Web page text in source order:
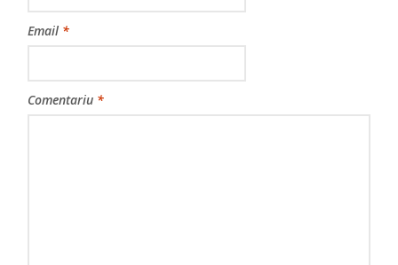
Email *
Comentariu *